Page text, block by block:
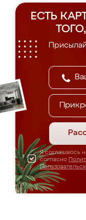
ЕСТЬ
Я соглашаюсь
согласно